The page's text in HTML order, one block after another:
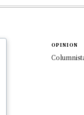
OPINION